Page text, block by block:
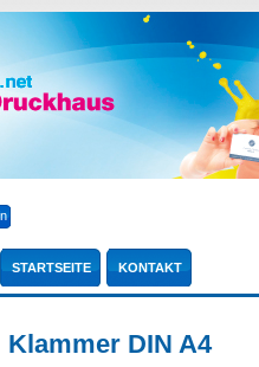
STARTSEITE KONTAKT
Klammer DIN A4